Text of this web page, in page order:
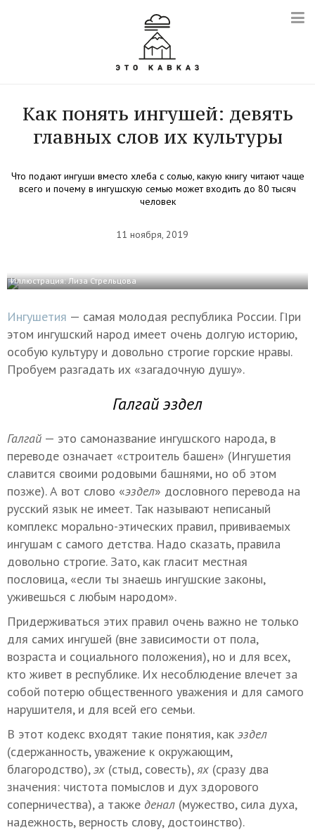
Как понять ингушей: девять
главных слов их культуры
Что подают ингуши вместо хлеба с солью, какую книгу читают чаще
всего и почему в ингушскую семью может входить до 80 тысяч
человек
11 ноября, 2019
Иллюстрация: Лиза Стрельцова
Ингушетия — самая молодая республика России. При
этом ингушский народ имеет очень долгую историю,
особую культуру и довольно строгие горские нравы.
Пробуем разгадать их «загадочную душу».
Галгай эздел
Галгай — это самоназвание ингушского народа, в
переводе означает «строитель башен» (Ингушетия
славится своими родовыми башнями, но об этом
позже). А вот слово «эздел» дословного перевода на
русский язык не имеет. Так называют неписаный
комплекс морально-этических правил, прививаемых
ингушам с самого детства. Надо сказать, правила
довольно строгие. Зато, как гласит местная
пословица, «если ты знаешь ингушские законы,
уживешься с любым народом».
Придерживаться этих правил очень важно не только
для самих ингушей (вне зависимости от пола,
возраста и социального положения), но и для всех,
кто живет в республике. Их несоблюдение влечет за
собой потерю общественного уважения и для самого
нарушителя, и для всей его семьи.
В этот кодекс входят такие понятия, как эздел
(сдержанность, уважение к окружающим,
благородство),эх (стыд, совесть),ях (сразу два
значения: чистота помыслов и дух здорового
соперничества), а также денал (мужество, сила духа,
надежность, верность слову, достоинство).